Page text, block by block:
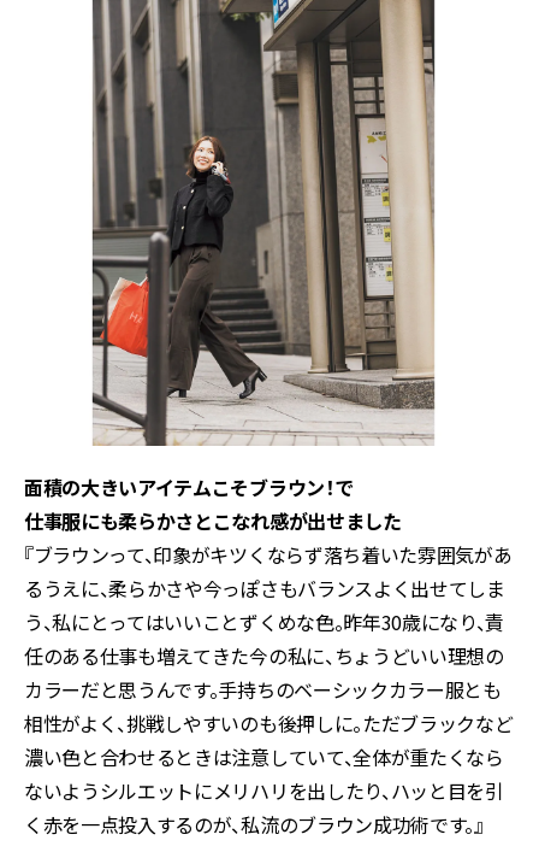
面積の大きいアイテムこそブラウン！で
仕事服にも柔らかさとこなれ感が出せました
『ブラウンって、印象がキツくならず落ち着いた雰囲気があ
るうえに、柔らかさや今っぽさもバランスよく出せてしま
う、私にとってはいいことずくめな色。昨年30歳になり、責
任のある仕事も増えてきた今の私に、ちょうどいい理想の
カラーだと思うんです。手持ちのベーシックカラー服とも
相性がよく、挑戦しやすいのも後押しに。ただブラックなど
濃い色と合わせるときは注意していて、全体が重たくなら
ないようシルエットにメリハリを出したり、ハッと目を引
く赤を一点投入するのが、私流のブラウン成功術です。』